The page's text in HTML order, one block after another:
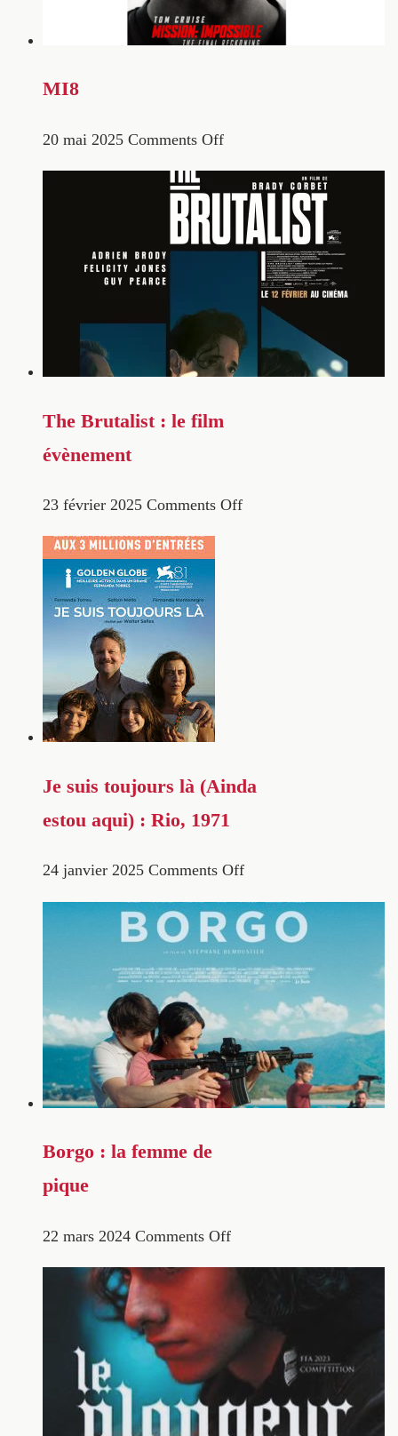
MI8
20 mai 2025 Comments Off
The Brutalist : le film
évènement
23 février 2025 Comments Off
Je suis toujours là (Ainda
estou aqui) : Rio, 1971
24 janvier 2025 Comments Off
Borgo : la femme de
pique
22 mars 2024 Comments Off